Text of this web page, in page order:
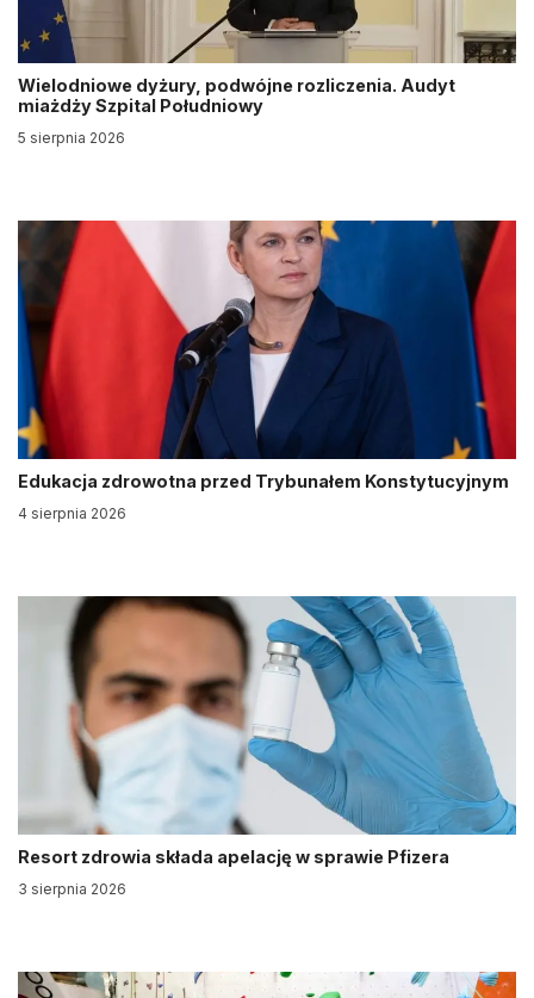
Wielodniowe dyżury, podwójne rozliczenia. Audyt
miażdży Szpital Południowy
5 sierpnia 2026
Edukacja zdrowotna przed Trybunałem Konstytucyjnym
4 sierpnia 2026
Resort zdrowia składa apelację w sprawie Pfizera
3 sierpnia 2026